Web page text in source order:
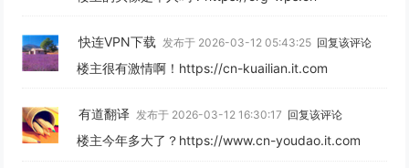
快连VPN下载 发布于 2026-03-12 05:43:25 回复该评论
楼主很有激情啊！https://cn-kuailian.it.com
有道翻译 发布于 2026-03-12 16:30:17 回复该评论
楼主今年多大了？https://www.cn-youdao.it.com